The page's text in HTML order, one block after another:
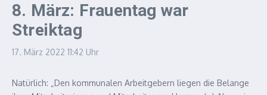
8. März: Frauentag war
Streiktag
17. März 2022 11:42 Uhr
Natürlich: „Den kommunalen Arbeitgebern liegen die Belange